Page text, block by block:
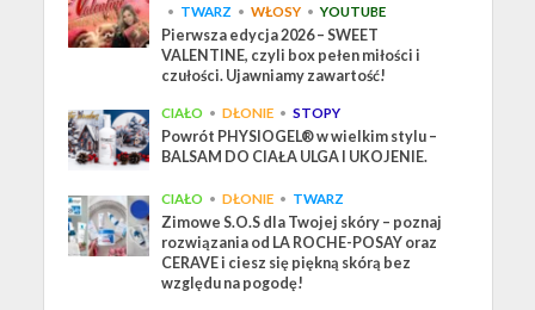
• TWARZ • WŁOSY • YOUTUBE
Pierwsza edycja 2026 – SWEET
VALENTINE, czyli box pełen miłości i
czułości. Ujawniamy zawartość!
CIAŁO • DŁONIE • STOPY
Powrót PHYSIOGEL® w wielkim stylu –
BALSAM DO CIAŁA ULGA I UKOJENIE.
CIAŁO • DŁONIE • TWARZ
Zimowe S.O.S dla Twojej skóry – poznaj
rozwiązania od LA ROCHE-POSAY oraz
CERAVE i ciesz się piękną skórą bez
względu na pogodę!